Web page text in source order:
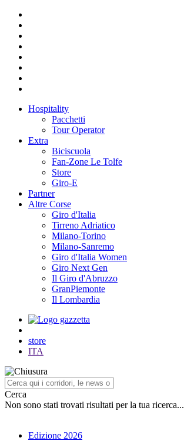
Hospitality
Pacchetti
Tour Operator
Extra
Biciscuola
Fan-Zone Le Tolfe
Store
Giro-E
Partner
Altre Corse
Giro d'Italia
Tirreno Adriatico
Milano-Torino
Milano-Sanremo
Giro d'Italia Women
Giro Next Gen
Il Giro d'Abruzzo
GranPiemonte
Il Lombardia
store
ITA
Cerca
Non sono stati trovati risultati per la tua ricerca...
Edizione 2026